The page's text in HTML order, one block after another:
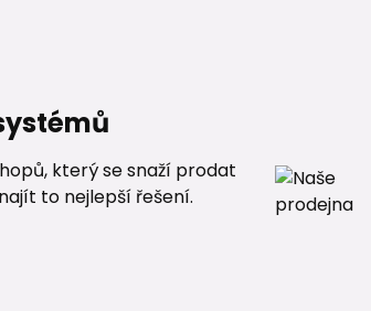
který se snaží prodat
to nejlepší řešení.